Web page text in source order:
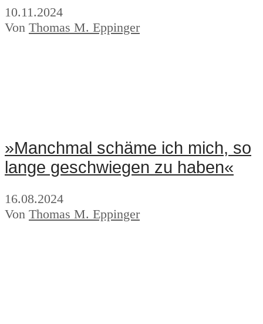
10.11.2024
Von Thomas M. Eppinger
»Manchmal schäme ich mich, so
lange geschwiegen zu haben«
16.08.2024
Von Thomas M. Eppinger